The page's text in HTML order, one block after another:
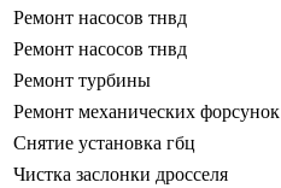
Ремонт насосов тнвд
Ремонт насосов тнвд
Ремонт турбины
Ремонт механических форсунок
Снятие установка гбц
Чистка заслонки дросселя